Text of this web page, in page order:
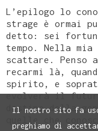
L’epilogo lo
strage è ormai
detto: sei
tempo. Nella
scattare. Penso
recarmi là,
spirito, e
evolverà il
destino della
Il nostro sito fa
preghiamo di